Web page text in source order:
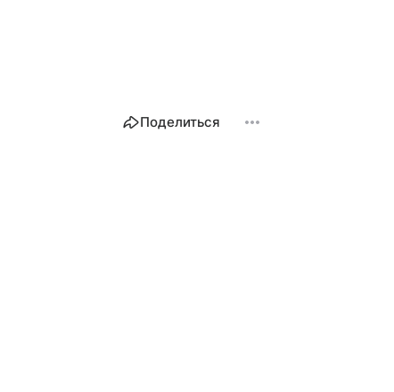
Поделиться